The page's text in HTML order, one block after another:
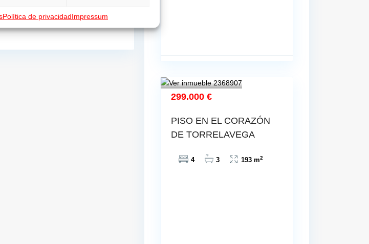
Política de privacidadImpressum
299.000 €
PISO EN EL CORAZÓN
DE TORRELAVEGA
4 3 193 m2